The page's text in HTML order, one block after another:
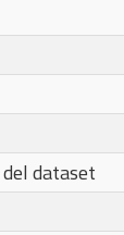
dataset